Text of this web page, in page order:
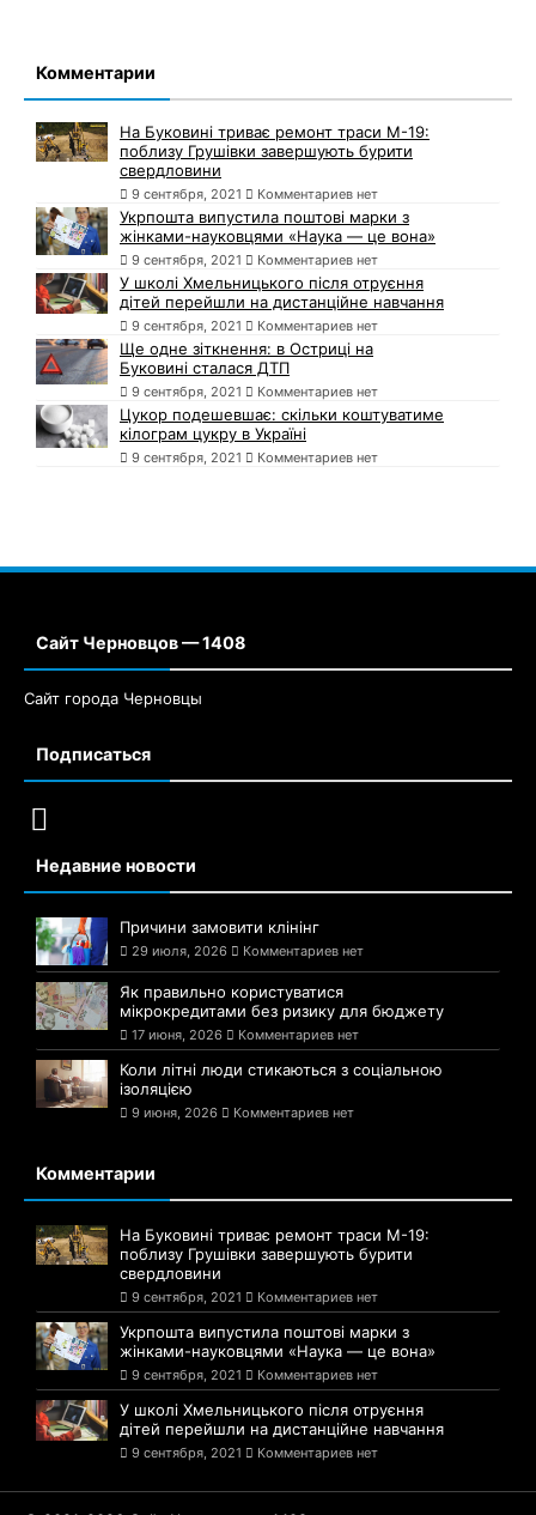
Комментарии
На Буковині триває ремонт траси М-19:
поблизу Грушівки завершують бурити
свердловини
9 сентября, 2021 Комментариев нет
Укрпошта випустила поштові марки з
жінками-науковцями «Наука — це вона»
9 сентября, 2021 Комментариев нет
У школі Хмельницького після отруєння
дітей перейшли на дистанційне навчання
9 сентября, 2021 Комментариев нет
Ще одне зіткнення: в Остриці на
Буковині сталася ДТП
9 сентября, 2021 Комментариев нет
Цукор подешевшає: скільки коштуватиме
кілограм цукру в Україні
9 сентября, 2021 Комментариев нет
Сайт Черновцов — 1408
Сайт города Черновцы
Подписаться
Недавние новости
Причини замовити клінінг
29 июля, 2026 Комментариев нет
Як правильно користуватися
мікрокредитами без ризику для бюджету
17 июня, 2026 Комментариев нет
Коли літні люди стикаються з соціальною
ізоляцією
9 июня, 2026 Комментариев нет
Комментарии
На Буковині триває ремонт траси М-19:
поблизу Грушівки завершують бурити
свердловини
9 сентября, 2021 Комментариев нет
Укрпошта випустила поштові марки з
жінками-науковцями «Наука — це вона»
9 сентября, 2021 Комментариев нет
У школі Хмельницького після отруєння
дітей перейшли на дистанційне навчання
9 сентября, 2021 Комментариев нет